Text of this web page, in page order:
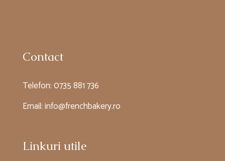
Contact
Telefon:0735 881 736
Email:info@frenchbakery.ro
Linkuri utile